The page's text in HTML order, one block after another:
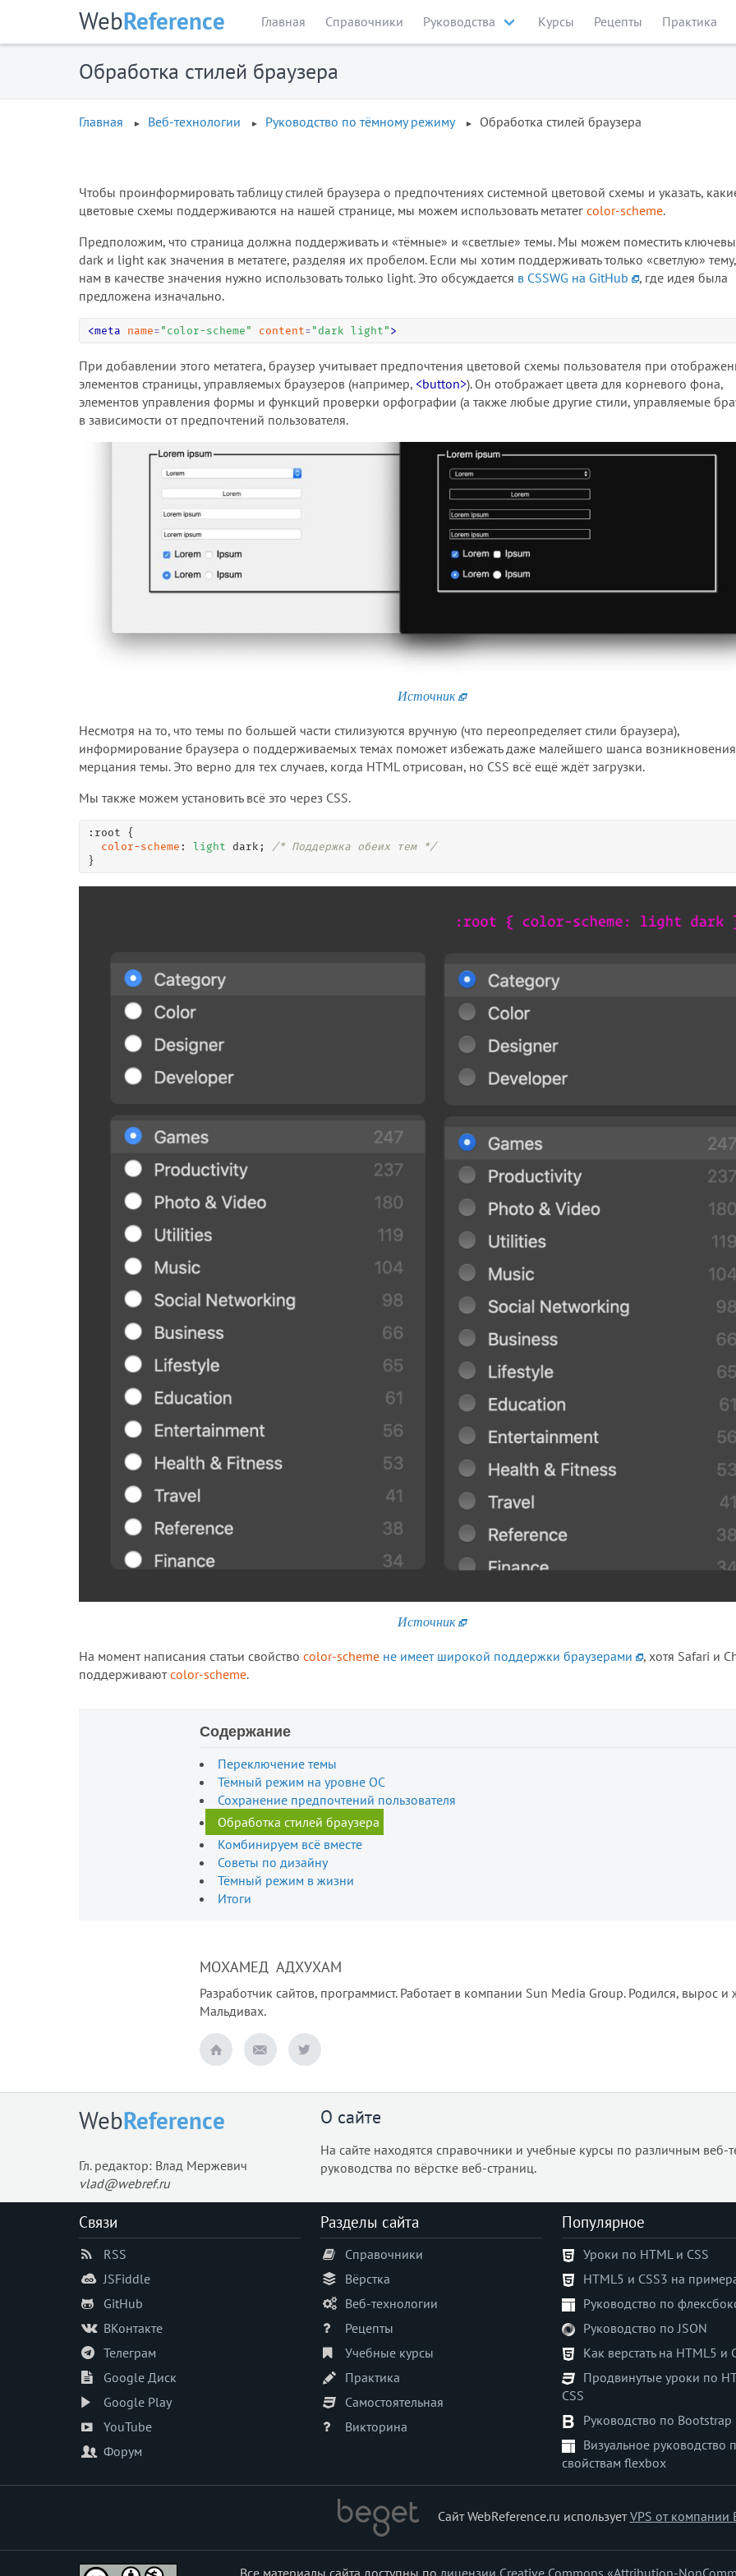
WebReference Главная Справочники Руководства Курсы Рецепты Практика
Обработка стилей браузера
Главная Веб-технологии Руководство по тёмному режиму Обработка стилей браузера
Чтобы проинформировать таблицу стилей браузера о предпочтениях системной цветовой схемы и указать,
цветовые схемы поддерживаются на нашей странице, мы можем использовать метатег color-scheme.
Предположим, что страница должна поддерживать и «тёмные» и «светлые» темы. Мы можем поместить
dark и light как значения в метатеге, разделяя их пробелом. Если мы хотим поддерживать только «светлую»
нам в качестве значения нужно использовать только light. Это обсуждается в CSSWG на GitHub
, где идея была
предложена изначально.
<meta name= " color-scheme " content= "dark light " >
При добавлении этого метатега, браузер учитывает предпочтения цветовой схемы пользователя при
элементов страницы, управляемых браузеров (например, <button>). Он отображает цвета для корневого фона,
элементов управления формы и функций проверки орфографии (а также любые другие стили, управляемые
в зависимости от предпочтений пользователя.
Источник
Несмотря на то, что темы по большей части стилизуются вручную (что переопределяет стили браузера),
информирование браузера о поддерживаемых темах поможет избежать даже малейшего шанса возникновения
мерцания темы. Это верно для тех случаев, когда HTML отрисован, но CSS всё ещё ждёт загрузки.
Мы также можем установить всё это через CSS.
:root {
color-scheme : light dark; /* Поддержка обеих тем */
}
Источник
На момент написания статьи свойство color-scheme не имеет широкой поддержки браузерами
, хотя Safari и
поддерживаютcolor-scheme.
Содержание
Переключение темы
Тёмный режим на уровне ОС
Сохранение предпочтений пользователя
Обработка стилей браузера
Комбинируем всё вместе
Советы по дизайну
Тёмный режим в жизни
Итоги
МОХАМЕД АДХУХАМ
Разработчик сайтов, программист. Работает в компании Sun Media Group. Родился, вырос и
Мальдивах.
WebReference
Гл. редактор: Влад Мержевич
vlad@webref.ru
О сайте
На сайте находятся справочники и учебные курсы по различным веб-
руководства по вёрстке веб-страниц.
Связи
RSS
JSFiddle
GitHub
ВКонтакте
Телеграм
Google Диск
Google Play
YouTube
Форум
Разделы сайта
Справочники
Вёрстка
Веб-технологии
Рецепты
Учебные курсы
Практика
Самостоятельная
Викторина
Популярное
Уроки по HTML и CSS
HTML5 и CSS3 на
Руководство по
Руководство по JSON
Как верстать на HTML5 и
Продвинутые уроки по
CSS
Руководство по Bootstrap
Визуальное руководство
свойствам flexbox
Сайт WebReference.ru используетVPS от компании
Все материалы сайта доступны по лицензии Creative Commons «Attribution-